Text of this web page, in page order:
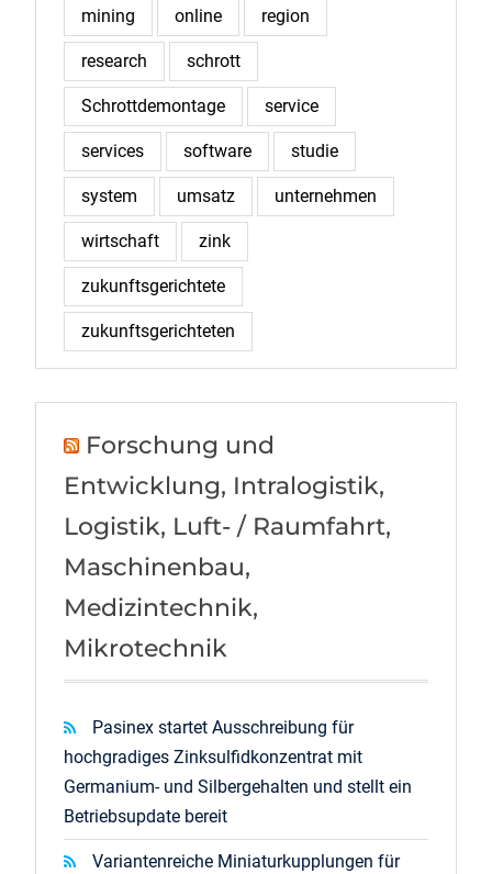
mining online region
research schrott
Schrottdemontage service
services software studie
system umsatz unternehmen
wirtschaft zink
zukunftsgerichtete
zukunftsgerichteten
Forschung und
Entwicklung, Intralogistik,
Logistik, Luft- / Raumfahrt,
Maschinenbau,
Medizintechnik,
Mikrotechnik
Pasinex startet Ausschreibung für
hochgradiges Zinksulfidkonzentrat mit
Germanium- und Silbergehalten und stellt ein
Betriebsupdate bereit
Variantenreiche Miniaturkupplungen für